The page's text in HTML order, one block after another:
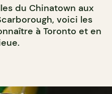
du Chinatown aux
voici les
à Toronto et en